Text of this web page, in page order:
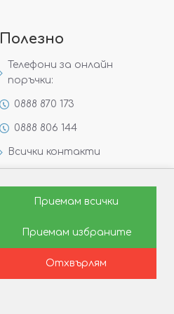
Полезно
Телефони за онлайн
поръчки:
0888 870 173
0888 806 144
Всички контакти
Защо да изберете Victoria
Как да изберем годежен
Приемам всички
Приемам избраните
Отхвърлям